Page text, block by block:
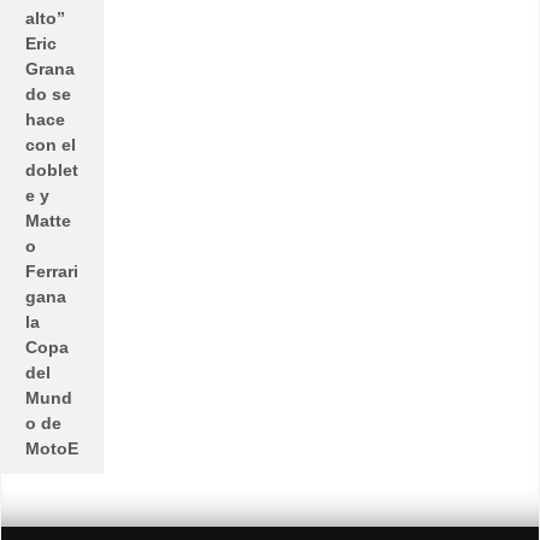
alto”
Eric
Grana
do se
hace
con el
doblet
e y
Matte
o
Ferrari
gana
la
Copa
del
Mund
o de
MotoE